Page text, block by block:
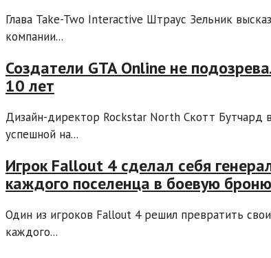
Глава Take-Two Interactive Штраус Зельник
компании...
Создатели GTA Online не
10 лет
Дизайн-директор Rockstar North Скотт Бутчард
успешной на...
Игрок Fallout 4 сделал себя
каждого поселенца в боевую
Один из игроков Fallout 4 решил превратить
каждого...